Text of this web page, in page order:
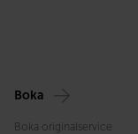
Boka
Boka originalservice